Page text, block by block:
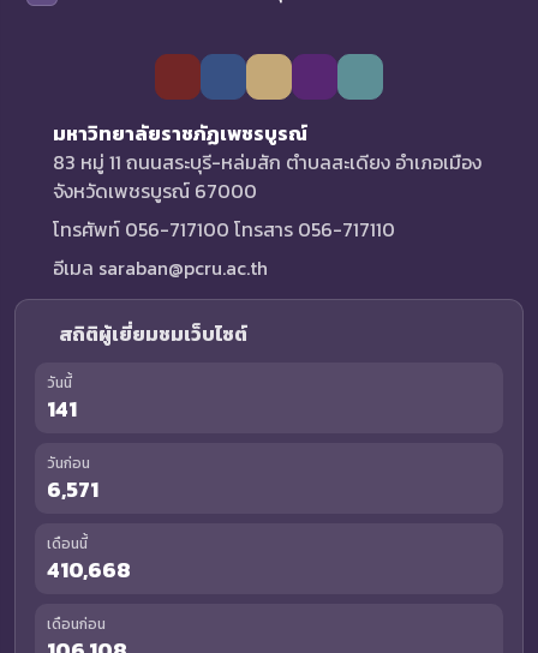
มหาวิทยาลัยราชภัฏเพชรบูรณ์
83 หมู่ 11 ถนนสระบุรี-หล่มสัก ตำบลสะเดียง อำเภอเมือง
จังหวัดเพชรบูรณ์ 67000
โทรศัพท์ 056-717100 โทรสาร 056-717110
อีเมล saraban@pcru.ac.th
สถิติผู้เยี่ยมชมเว็บไซต์
วันนี้
141
วันก่อน
6,571
เดือนนี้
410,668
เดือนก่อน